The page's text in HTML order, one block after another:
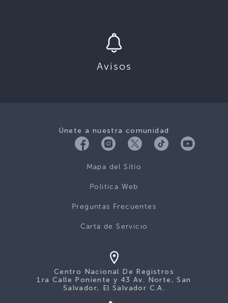
Avisos
Únete a nuestra comunidad
Mapa del Sitio
Politica Web
Preguntas Frecuentes
Carta de Servicio
Centro Nacional De Registros
1ra Calle Poniente y 43 Av. Norte, San
Salvador, El Salvador C.A.